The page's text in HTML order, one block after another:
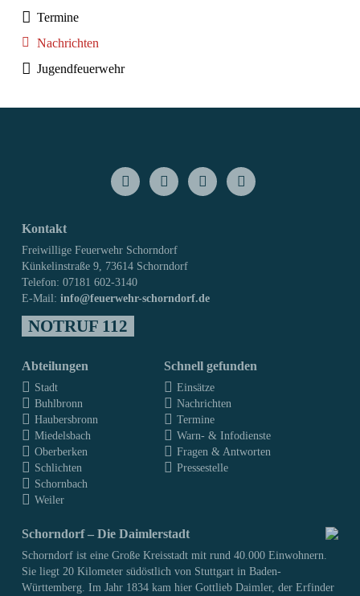
Termine
Nachrichten
Jugendfeuerwehr
Kontakt
Freiwillige Feuerwehr Schorndorf
Künkelinstraße 9, 73614 Schorndorf
Telefon: 07181 602-3140
E-Mail:info@feuerwehr-schorndorf.de
NOTRUF 112
Abteilungen
Stadt
Buhlbronn
Haubersbronn
Miedelsbach
Oberberken
Schlichten
Schornbach
Weiler
Schnell gefunden
Einsätze
Nachrichten
Termine
Warn- & Infodienste
Fragen & Antworten
Pressestelle
Schorndorf – Die Daimlerstadt
Schorndorf ist eine Große Kreisstadt mit rund 40.000 Einwohnern.
Sie liegt 20 Kilometer südöstlich von Stuttgart in Baden-
Württemberg. Im Jahr 1834 kam hier Gottlieb Daimler, der Erfinder